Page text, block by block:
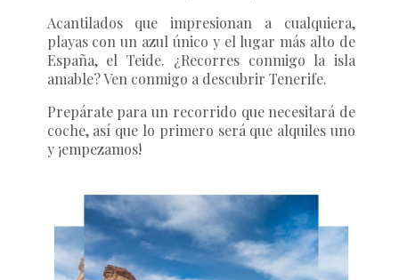
Acantilados que impresionan a cualquiera,
playas con un azul único y el lugar más alto de
España, el Teide. ¿Recorres conmigo la isla
amable? Ven conmigo a descubrir Tenerife.
Prepárate para un recorrido que necesitará de
coche, así que lo primero será que alquiles uno
y ¡empezamos!